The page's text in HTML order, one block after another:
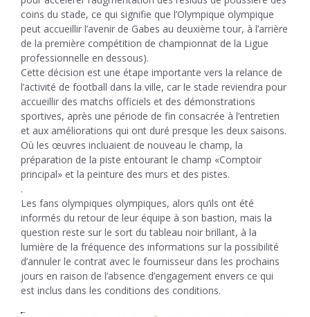
coins du stade, ce qui signifie que l’Olympique olympique
peut accueillir l’avenir de Gabes au deuxième tour, à l’arrière
de la première compétition de championnat de la Ligue
professionnelle en dessous).
Cette décision est une étape importante vers la relance de
l’activité de football dans la ville, car le stade reviendra pour
accueillir des matchs officiels et des démonstrations
sportives, après une période de fin consacrée à l’entretien
et aux améliorations qui ont duré presque les deux saisons.
Où les œuvres incluaient de nouveau le champ, la
préparation de la piste entourant le champ «Comptoir
principal» et la peinture des murs et des pistes.
.
Les fans olympiques olympiques, alors qu’ils ont été
informés du retour de leur équipe à son bastion, mais la
question reste sur le sort du tableau noir brillant, à la
lumière de la fréquence des informations sur la possibilité
d’annuler le contrat avec le fournisseur dans les prochains
jours en raison de l’absence d’engagement envers ce qui
est inclus dans les conditions des conditions.